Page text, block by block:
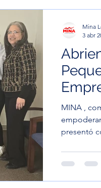
MINA ,
presentó
Mina
3 abr